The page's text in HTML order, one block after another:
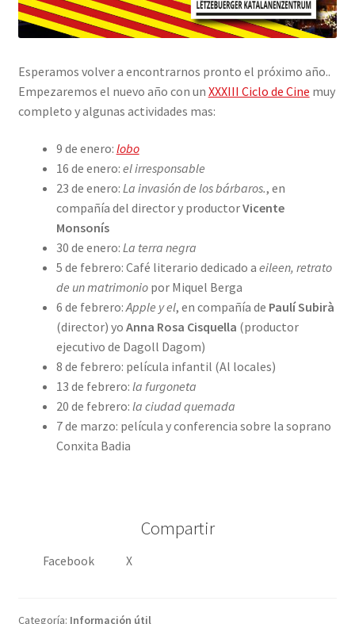
Esperamos volver a encontrarnos pronto el próximo año..
Empezaremos el nuevo año con un XXXIII Ciclo de Cine muy
completo y algunas actividades mas:
9 de enero: lobo
16 de enero: el irresponsable
23 de enero: La invasión de los bárbaros., en
compañía del director y productorVicente
Monsonís
30 de enero: La terra negra
5 de febrero: Café literario dedicado a eileen, retrato
de un matrimoniopor Miquel Berga
6 de febrero:Apple y el, en compañía de Paulí Subirà
(director) yo Anna Rosa Cisquella (productor
ejecutivo de Dagoll Dagom)
8 de febrero: película infantil (Al locales)
13 de febrero: la furgoneta
20 de febrero: la ciudad quemada
7 de marzo: película y conferencia sobre la soprano
Conxita Badia
Compartir
Facebook X
Categoría: Información útil